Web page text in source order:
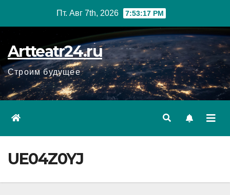
Пт. Авг 7th, 2026 7:53:18 PM
Artteatr24.ru
Строим будущее
UE04Z0YJ